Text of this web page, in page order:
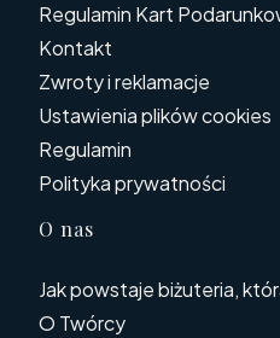
Regulamin Kart
Kontakt
Zwroty i reklamacje
Ustawienia plików cookies
Regulamin
Polityka prywatności
O nas
Jak powstaje biżuteria,
O Twórcy